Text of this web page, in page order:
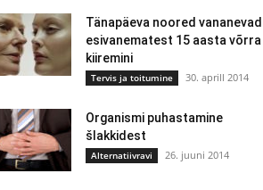
Tänapäeva noored vananevad
esivanematest 15 aasta võrra
kiiremini
Tervis ja toitumine 30. aprill 2014
Organismi puhastamine
šlakkidest
Alternatiivravi 26. juuni 2014